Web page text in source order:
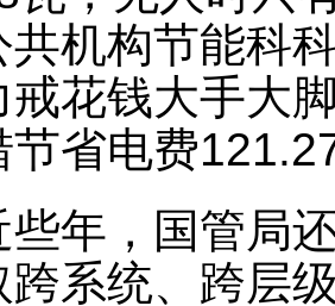
共机构节能科
戒花钱大手大
节省电费
，国管局还
跨系统、跨层